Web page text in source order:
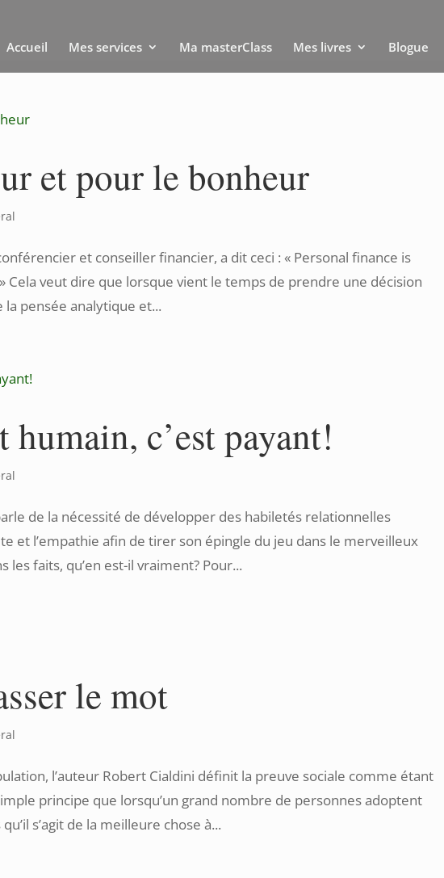
Accueil Mes services Ma masterClass Mes livres Blogue
et pour le bonheur
et conseiller financier, a dit ceci : « Personal finance is
Cela veut dire que lorsque vient le temps de prendre une décision
pensée analytique et...
c’est payant!
de la nécessité de développer des habiletés relationnelles
et l’empathie afin de tirer son épingle du jeu dans le merveilleux
les faits, qu’en est-il vraiment? Pour...
le mot
l’auteur Robert Cialdini définit la preuve sociale comme étant
principe que lorsqu’un grand nombre de personnes adoptent
s’agit de la meilleure chose à...